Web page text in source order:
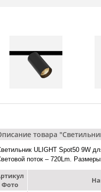
товара
ULIGHT Spot50 9W
поток – 720Lm.
Фото